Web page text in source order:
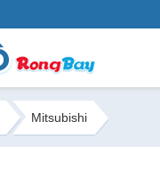
Mitsubishi